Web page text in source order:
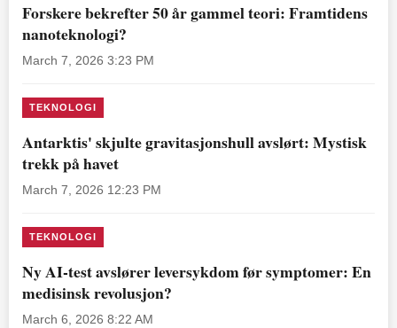
Forskere bekrefter 50 år gammel teori: Framtidens
nanoteknologi?
March 7, 2026 3:23 PM
TEKNOLOGI
Antarktis' skjulte gravitasjonshull avslørt: Mystisk
trekk på havet
March 7, 2026 12:23 PM
TEKNOLOGI
Ny AI-test avslører leversykdom før symptomer: En
medisinsk revolusjon?
March 6, 2026 8:22 AM